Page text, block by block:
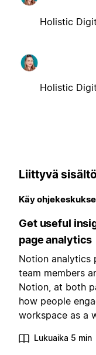
Holistic
Holistic
Liittyvä sisältö
Käy
Get useful
page analytics
Notion analytics
team members
Notion, at both
how people
workspace as a
Lukuaika 5 min